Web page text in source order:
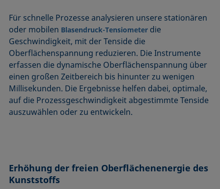
Für schnelle Prozesse analysieren unsere stationären
oder mobilen Blasendruck-Tensiometer die
Geschwindigkeit, mit der Tenside die
Oberflächenspannung reduzieren. Die Instrumente
erfassen die dynamische Oberflächenspannung über
einen großen Zeitbereich bis hinunter zu wenigen
Millisekunden. Die Ergebnisse helfen dabei, optimale,
auf die Prozessgeschwindigkeit abgestimmte Tenside
auszuwählen oder zu entwickeln.
Erhöhung der freien Oberflächenenergie des
Kunststoffs